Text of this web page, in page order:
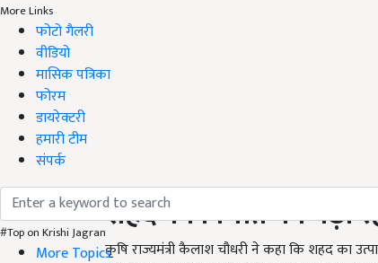
More Links
फोटो गैलरी
वीडियो
मासिक पत्रिका
फोरम
डायरेक्टरी
हमारी टीम
संपर्क
#Top on Krishi Jagran
More Topics
शहद का निर्यातकोबढ़ा
कृषि राज्यमंत्री कैलाश चौधरी ने कहा कि शहद का